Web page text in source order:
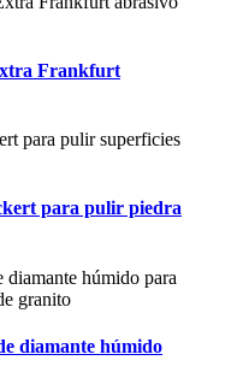
Frankfurt
para pulir piedra
diamante húmido